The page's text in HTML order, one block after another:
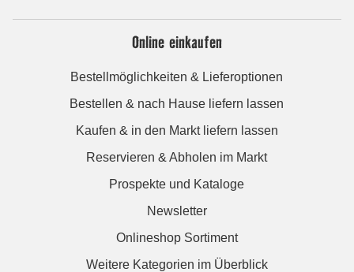
Online einkaufen
Bestellmöglichkeiten & Lieferoptionen
Bestellen & nach Hause liefern lassen
Kaufen & in den Markt liefern lassen
Reservieren & Abholen im Markt
Prospekte und Kataloge
Newsletter
Onlineshop Sortiment
Weitere Kategorien im Überblick